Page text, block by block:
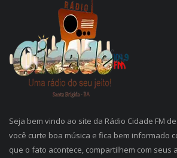
Seja bem vindo ao site da Rádio Cidade FM
você curte boa música e fica bem informado
que o fato acontece, compartilhem com seus